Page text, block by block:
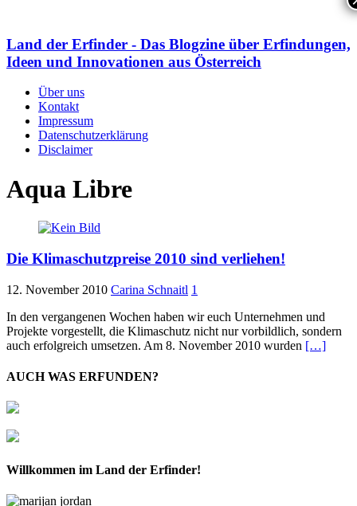
Land der Erfinder - Das Blogzine über Erfindungen,
Ideen und Innovationen aus Österreich
Über uns
Kontakt
Impressum
Datenschutzerklärung
Disclaimer
Aqua Libre
Die Klimaschutzpreise 2010 sind verliehen!
12. November 2010 Carina Schnaitl 1
In den vergangenen Wochen haben wir euch Unternehmen und
Projekte vorgestellt, die Klimaschutz nicht nur vorbildlich, sondern
auch erfolgreich umsetzen. Am 8. November 2010 wurden […]
AUCH WAS ERFUNDEN?
Willkommen im Land der Erfinder!